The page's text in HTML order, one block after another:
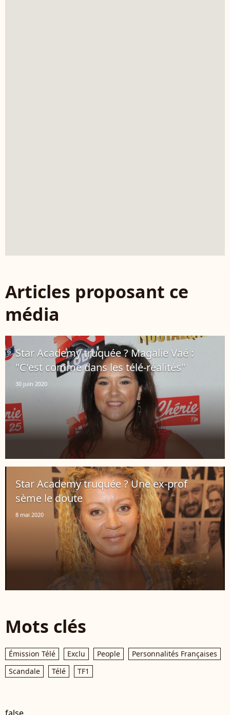
Articles proposant ce
média
Star Academy truquée ? Magalie Vaé :
"C'est comme dans les télé-réalités"
30 juin 2020
Star Academy truquée ? Une ex-prof
sème le doute
8 mai 2020
Mots clés
Émission Télé Exclu People
Personnalités Françaises
Scandale
Télé TF1